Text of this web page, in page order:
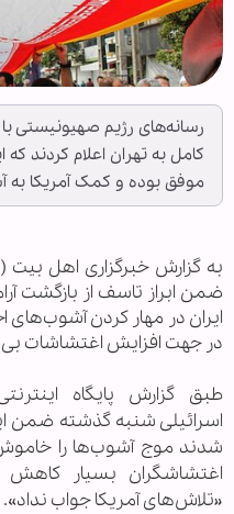
رسانه‌های رژیم صهیونیستی
کامل به تهران اعلام کردند
موفق بوده و کمک آمریکا به
به گزارش خبرگزاری اهل
ضمن ابراز تاسف از بازگشت
ایران در مهار کردن آشوب‌های
در جهت افزایش اغتشاشات
طبق گزارش پایگاه
اسرائیلی شنبه گذشته ضمن
شدند موج آشوب‌ها را
اغتشاشگران بسیار کاهش
«تلاش‌های آمریکا جواب نداد».